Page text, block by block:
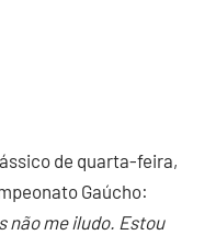
de quarta-feira,
Gaúcho:
não me iludo. Estou